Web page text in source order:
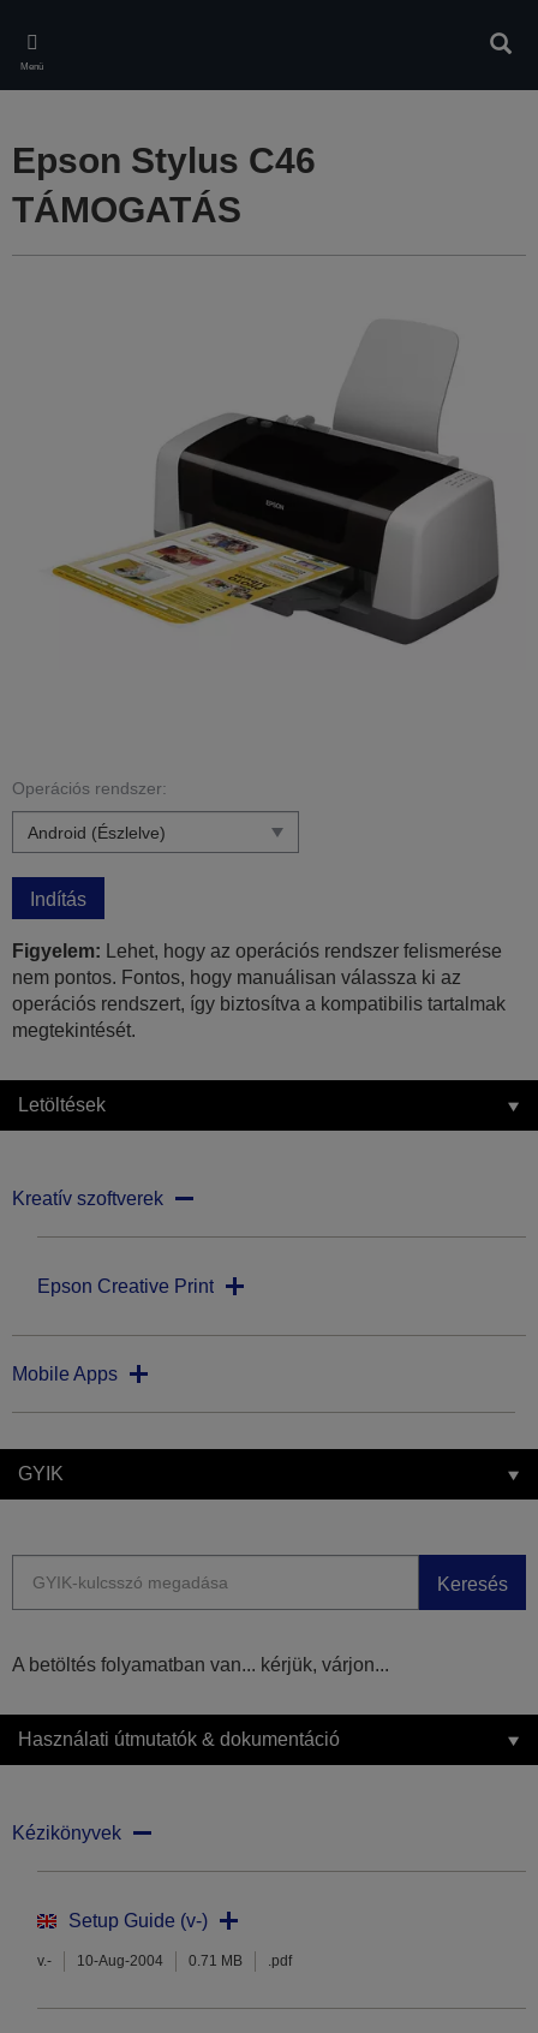
main
content
Menü
Epson Stylus C46
TÁMOGATÁS
Operációs rendszer:
Indítás
Figyelem: Lehet, hogy az operációs rendszer felismerése
nem pontos. Fontos, hogy manuálisan válassza ki az
operációs rendszert, így biztosítva a kompatibilis tartalmak
megtekintését.
Letöltések
Kreatív szoftverek
Epson Creative Print
Mobile Apps
GYIK
Keresés
A betöltés folyamatban van... kérjük, várjon...
Használati útmutatók & dokumentáció
Kézikönyvek
Setup Guide (v-)
v.- 10-Aug-2004 0.71 MB .pdf